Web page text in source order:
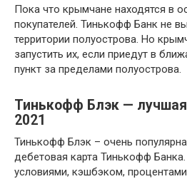
Пока что крымчане находятся в
покупателей. Тинькофф Банк не
территории полуострова. Но
запустить их, если приедут в
пункт за пределами полуострова.
Тинькофф Блэк —
2021
Тинькофф Блэк – очень
дебетовая карта Тинькофф
условиями, кэшбэком,